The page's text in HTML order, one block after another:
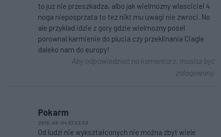
to juz nie przeszkadza, albo jak wielmozny wlasciciel 4
noga nieposprzata to tez nikt mu uwagi nie zwroci. No
ale przyklad idzie z gory gdzie wielmozny posel
porownal karmienie do plucia czy przeklinania Ciagle
daleko nam do europy!
Aby odpowiedzieć na komentarz, musisz być
zalogowany.
Pokarm
2016-08-04 07:53:59
Od ludzi nie wykształconych nie można zbyt wiele